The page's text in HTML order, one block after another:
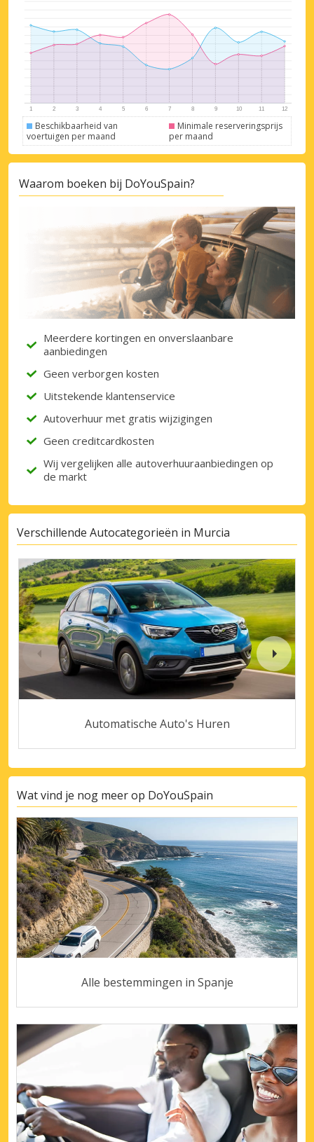
Beschikbaarheid van
voertuigen per maand
Minimale reserveringsprijs
per maand
Waarom boeken bij DoYouSpain?
Meerdere kortingen en onverslaanbare
aanbiedingen
Geen verborgen kosten
Uitstekende klantenservice
Autoverhuur met gratis wijzigingen
Geen creditcardkosten
Wij vergelijken alle autoverhuuraanbiedingen op
de markt
Verschillende Autocategorieën in Murcia
Automatische Auto's Huren
Wat vind je nog meer op DoYouSpain
Alle bestemmingen in Spanje
Topbesparingen
Krijg toegang tot exclusieve
partneraanbiedingen